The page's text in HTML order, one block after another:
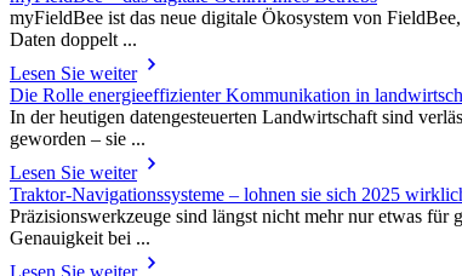
myFieldBee ist das neue digitale Ökosystem von
Daten doppelt ...
Lesen Sie weiter
Die Rolle energieeffizienter Kommunikation in
In der heutigen datengesteuerten Landwirtschaft sind
geworden – sie ...
Lesen Sie weiter
Traktor-Navigationssysteme – lohnen sie sich 2025
Präzisionswerkzeuge sind längst nicht mehr nur etwas
Genauigkeit bei ...
Lesen Sie weiter